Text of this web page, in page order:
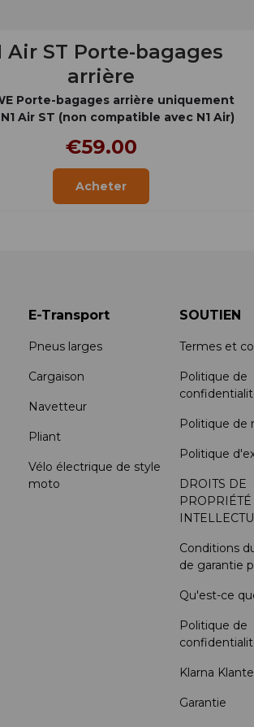
Air ST Porte-bagages
arrière
Porte-bagages arrière uniquement
Air ST (non compatible avec N1 Air)
€59.00
Acheter
E-Transport
Pneus larges
Cargaison
Navetteur
Pliant
Vélo électrique de style
moto
SOUTIEN
Termes et
Politique de
Politique de
Politique
DROITS DE
PROPRIÉTÉ
Conditions
de garantie
Qu'est-ce
Politique de
Klarna
Garantie